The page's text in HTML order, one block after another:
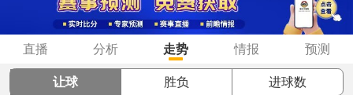
直播 分析 走势 情报 预测
让球 胜负 进球数